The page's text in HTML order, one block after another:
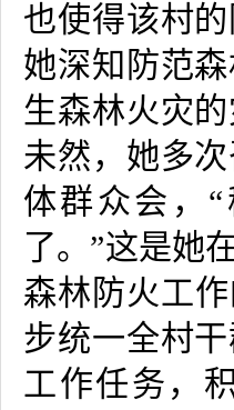
也使得该村
她深知防范
生森林火灾
未然，她多
体群众会， “
了。 ”这是她
森林防火工
步统一全村
工作任务，